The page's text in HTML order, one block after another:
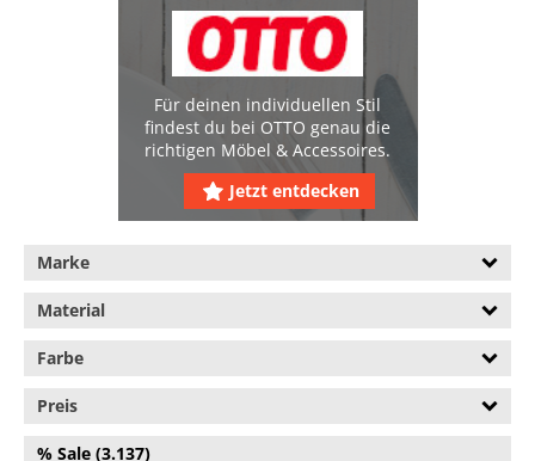
Gläser (924.771)
Haushaltsscheren (22.040)
Kannen & Karaffen (84.764)
Käseglocken (1.318)
Küchenelektronik (280.716)
Küchenzubehör (29.754)
Salz- & Pfefferstreuer
Für deinen individuellen Stil
findest du bei OTTO genau die
richtigen Möbel & Accessoires.
Jetzt entdecken
Marke
Material
Farbe
Preis
% Sale (3.137)